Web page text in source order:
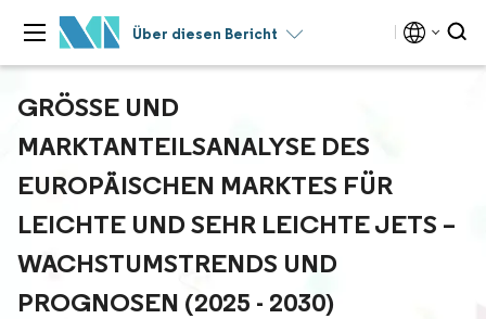
Über diesen Bericht
GRÖSSE UND M
ARKTANTEILSANALYSE DES E
UROPÄISCHEN MARKTES FÜR L
EICHTE UND SEHR LEICHTE JETS – W
ACHSTUMSTRENDS UND P
ROGNOSEN (2025 - 2030)